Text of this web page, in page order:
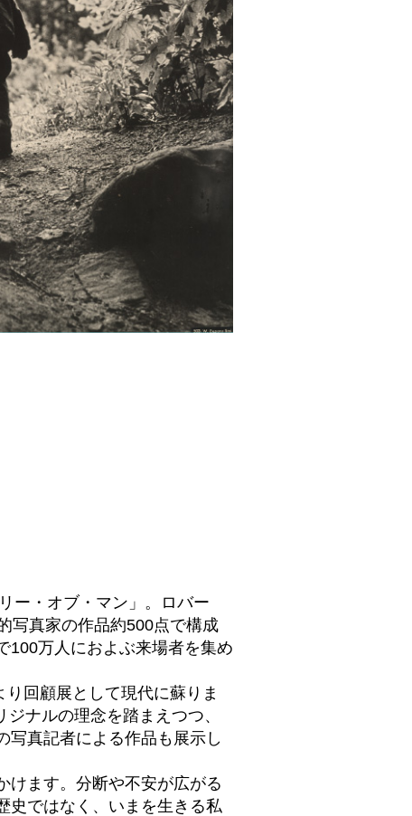
ー・オブ・マン」。ロバー
写真家の作品約500点で構成
100万人におよぶ来場者を集め
回顧展として現代に蘇りま
ナルの理念を踏まえつつ、
写真記者による作品も展示し
けます。分断や不安が広がる
史ではなく、いまを生きる私